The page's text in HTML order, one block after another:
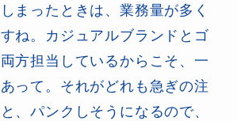
まったときは、業務量が多く
ね。カジュアルブランドとゴ
方担当しているからこそ、一
って。それがどれも急ぎの注
、パンクしそうになるので、